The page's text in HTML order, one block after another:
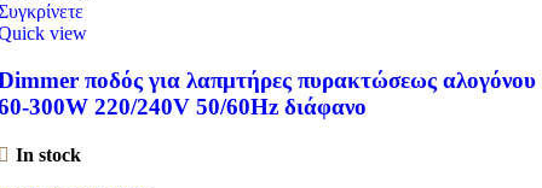
view
ποδός για λαπμτήρες πυρακτώσεως αλογόνου
300W 220/240V 50/60Hz διάφανο
In stock